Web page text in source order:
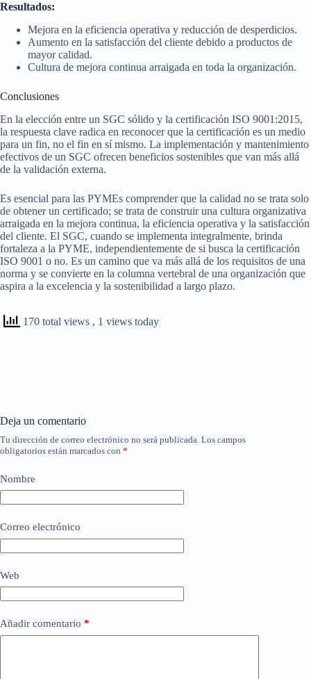
Resultados:
Mejora en la eficiencia operativa y reducción de desperdicios.
Aumento en la satisfacción del cliente debido a productos de
mayor calidad.
Cultura de mejora continua arraigada en toda la organización.
Conclusiones
En la elección entre un SGC sólido y la certificación ISO 9001:2015,
la respuesta clave radica en reconocer que la certificación es un medio
para un fin, no el fin en sí mismo. La implementación y mantenimiento
efectivos de un SGC ofrecen beneficios sostenibles que van más allá
de la validación externa.
Es esencial para las PYMEs comprender que la calidad no se trata solo
de obtener un certificado; se trata de construir una cultura organizativa
arraigada en la mejora continua, la eficiencia operativa y la satisfacción
del cliente. El SGC, cuando se implementa integralmente, brinda
fortaleza a la PYME, independientemente de si busca la certificación
ISO 9001 o no. Es un camino que va más allá de los requisitos de una
norma y se convierte en la columna vertebral de una organización que
aspira a la excelencia y la sostenibilidad a largo plazo.
170 total views , 1 views today
Deja un comentario
Tu dirección de correo electrónico no será publicada. Los campos
obligatorios están marcados con *
Nombre
Correo electrónico
Web
Añadir comentario *